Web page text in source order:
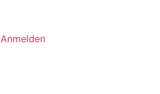
Anmelden